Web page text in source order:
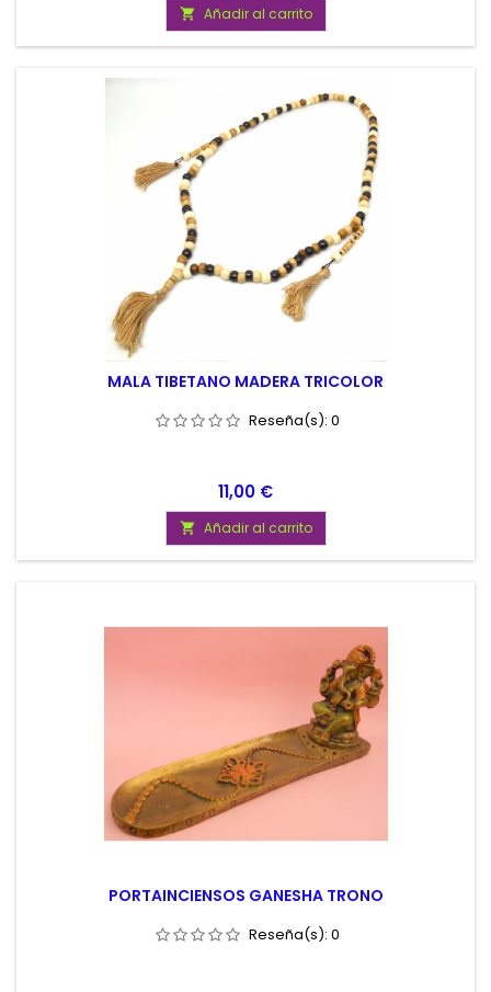
 Añadir al carrito
MALA TIBETANO MADERA TRICOLOR
Reseña(s): 0
Precio
11,00 €
 Añadir al carrito
PORTAINCIENSOS GANESHA TRONO
Reseña(s): 0